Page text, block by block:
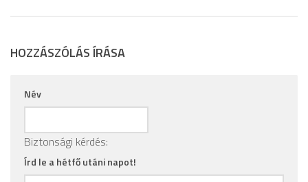
HOZZÁSZÓLÁS ÍRÁSA
Név
Biztonsági kérdés:
Írd le a hétfő utáni napot!